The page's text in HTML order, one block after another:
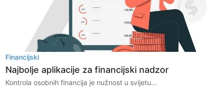
Financijski
Najbolje aplikacije za financijski nadzor
Kontrola osobnih financija je nužnost u svijetu...